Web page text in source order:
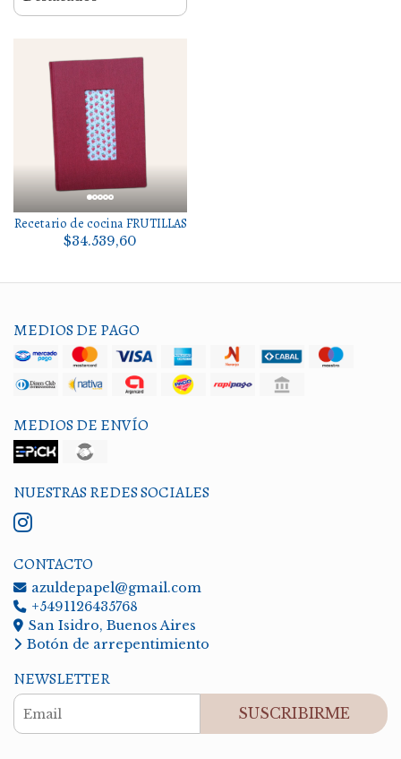
Recetario de cocina FRUTILLAS
$34.539,60
MEDIOS DE PAGO
MEDIOS DE ENVÍO
NUESTRAS REDES SOCIALES
CONTACTO
azuldepapel@gmail.com
+5491126435768
San Isidro, Buenos Aires
Botón de arrepentimiento
NEWSLETTER
SUSCRIBIRME